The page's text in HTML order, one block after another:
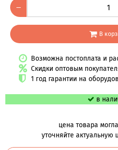
–
В
Возможна постоплата и
Скидки оптовым
1 год гарантии на
в
цена товара
уточняйте актуальную